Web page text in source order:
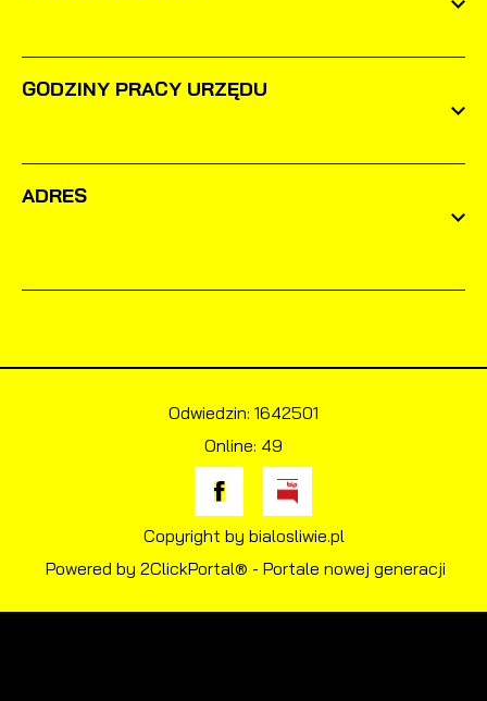
GODZINY PRACY URZĘDU
ADRES
Odwiedzin: 1642501
Online: 49
Copyright by bialosliwie.pl
Powered by 2ClickPortal® - Portale nowej generacji